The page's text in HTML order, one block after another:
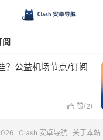
阅
？公益机场节点/订阅
 赞(2)
Clash 安卓导航 关于本站